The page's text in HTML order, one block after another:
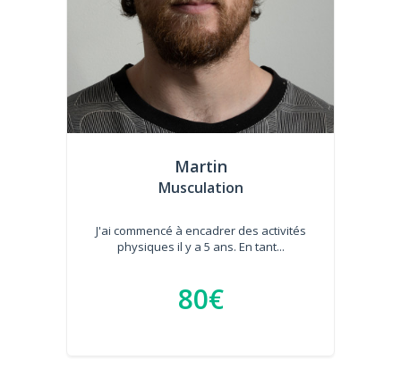
Martin
Musculation
J'ai commencé à encadrer des activités
physiques il y a 5 ans. En tant...
80€